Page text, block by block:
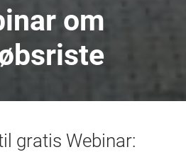
om
gratis Webinar: